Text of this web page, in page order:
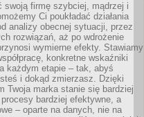
swoją firmę szybciej, mądrzej i
Ci poukładać działania
analizy obecnej sytuacji, przez
rozwiązań, aż po wdrożenie
wymierne efekty. Stawiamy
konkretne wskaźniki
każdym etapie – tak, abyś
i dokąd zmierzasz. Dzięki
Twoja marka stanie się bardziej
bardziej efektywne, a
– oparte na danych, nie na